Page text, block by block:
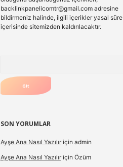
backlinkpanelicomtr@gmail.comadresine
bildirmeniz halinde, ilgili içerikler yasal süre
içerisinde sitemizden kaldırılacaktır.
SON YORUMLAR
Ayşe Ana Nasıl Yazılıriçin admin
Ayşe Ana Nasıl Yazılıriçin Özüm